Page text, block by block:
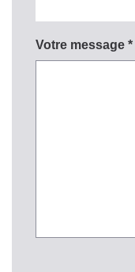
Votre message *